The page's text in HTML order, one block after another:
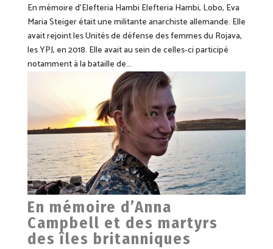
En mémoire d’Elefteria Hambi Elefteria Hambi, Lobo, Eva
Maria Steiger était une militante anarchiste allemande. Elle
avait rejoint les Unités de défense des femmes du Rojava,
les YPJ, en 2018. Elle avait au sein de celles-ci participé
notamment à la bataille de...
En mémoire d’Anna
Campbell et des martyrs
des îles britanniques